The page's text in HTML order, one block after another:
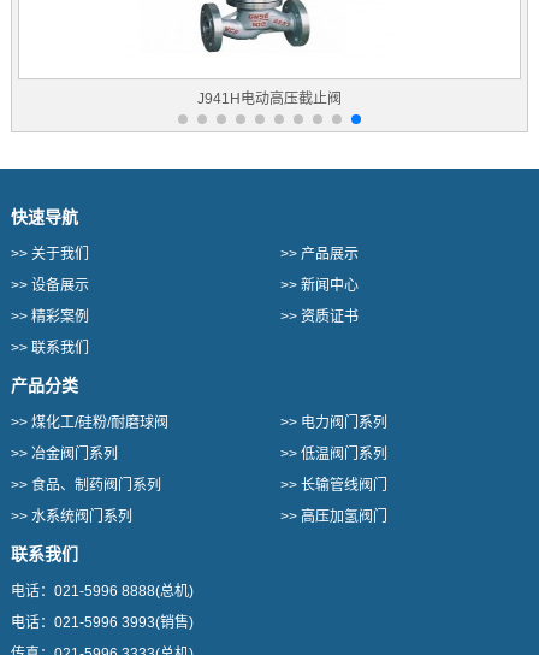
J941H电动高压截止阀
快速导航
>> 关于我们 >> 产品展示
>> 设备展示 >> 新闻中心
>> 精彩案例 >> 资质证书
>> 联系我们
产品分类
>> 煤化工/硅粉/耐磨球阀 >> 电力阀门系列
>> 冶金阀门系列 >> 低温阀门系列
>> 食品、制药阀门系列 >> 长输管线阀门
>> 水系统阀门系列 >> 高压加氢阀门
联系我们
电话： 021-5996 8888(总机)
电话： 021-5996 3993(销售)